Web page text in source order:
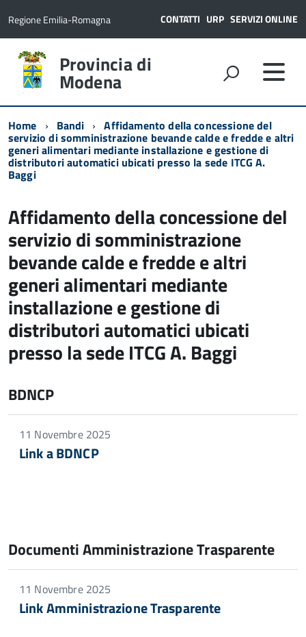
Regione Emilia-Romagna CONTATTI URP SERVIZI ONLINE
Provincia di
Modena
Home Bandi Affidamento della concessione del
servizio di somministrazione bevande calde e fredde e altri
generi alimentari mediante installazione e gestione di
distributori automatici ubicati presso la sede ITCG A.
Baggi
Affidamento della concessione del
servizio di somministrazione
bevande calde e fredde e altri
generi alimentari mediante
installazione e gestione di
distributori automatici ubicati
presso la sede ITCG A. Baggi
BDNCP
11 Novembre 2025
Link a BDNCP
Documenti Amministrazione Trasparente
11 Novembre 2025
Link Amministrazione Trasparente